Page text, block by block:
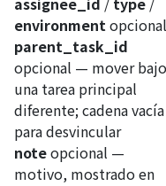
environment opcional
parent_task_id
opcional — mover bajo
una tarea principal
diferente; cadena vacía
para desvincular
noteopcional —
motivo, mostrado en